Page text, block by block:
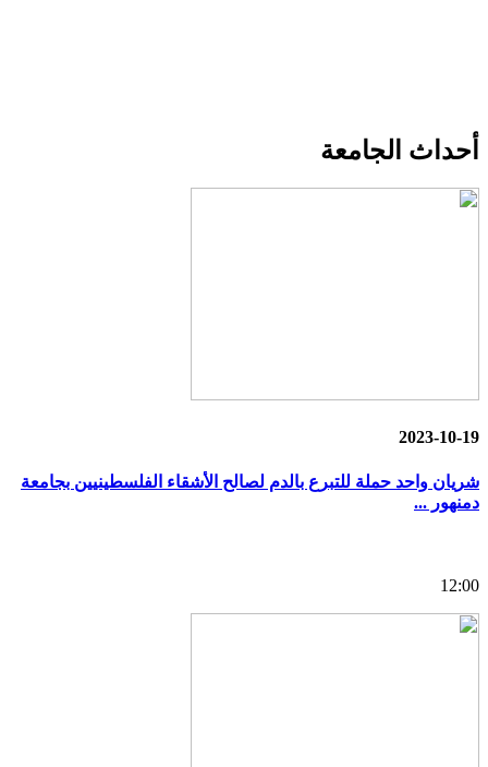
أحداث الجامعة
2023-10-19
شريان واحد حملة للتبرع بالدم لصالح الأشقاء الفلسطينيين بجامعة
دمنهور ...
12:00